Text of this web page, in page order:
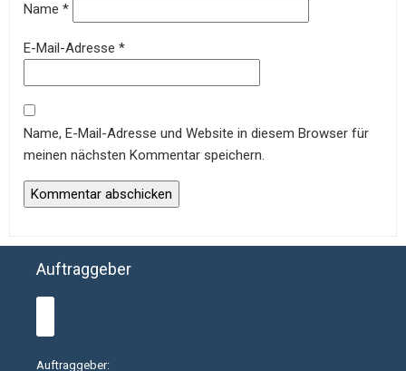
Name *
E-Mail-Adresse *
Name, E-Mail-Adresse und Website in diesem Browser für
meinen nächsten Kommentar speichern.
Auftraggeber
Auftraggeber: